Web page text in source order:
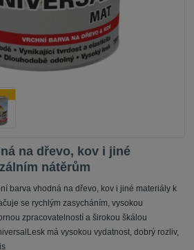
na dřevo, kov i jiné
nátěrům
barva vhodná na dřevo, kov i jiné materiály k
se rychlým zasycháním, vysokou
zpracovatelností a širokou škálou
má vysokou vydatnost, dobrý rozliv,